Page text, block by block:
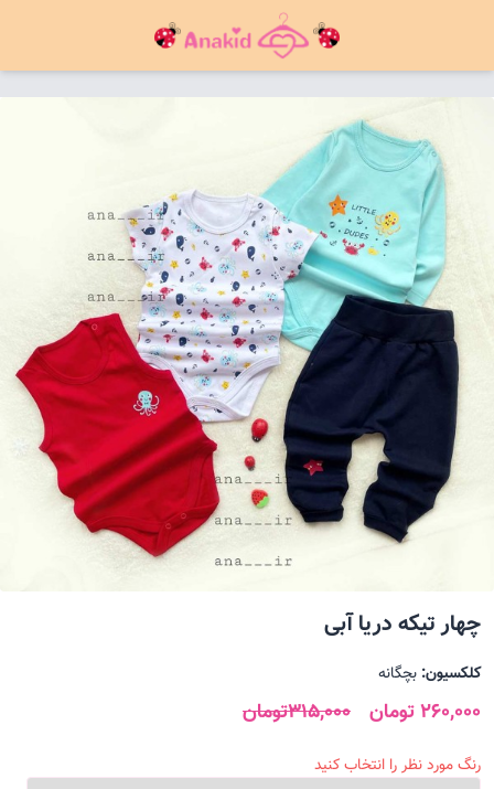
چهار تیکه دریا آبی
کلکسیون: بچگانه
260,000 تومان 315,000تومان
رنگ مورد نظر را انتخاب کنید